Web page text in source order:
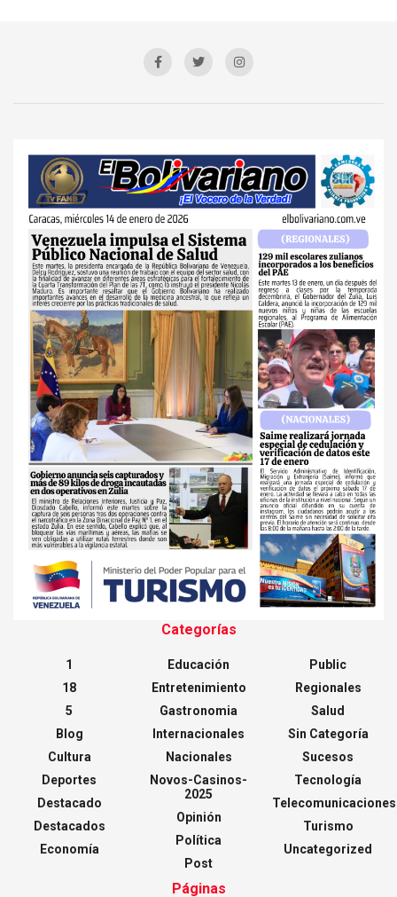
Categorías
1
18
5
Blog
Cultura
Deportes
Destacado
Destacados
Economía
Educación
Entretenimiento
Gastronomia
Internacionales
Nacionales
Novos-Casinos-
2025
Opinión
Política
Post
Public
Regionales
Salud
Sin Categoría
Sucesos
Tecnología
Telecomunicaciones
Turismo
Uncategorized
Páginas